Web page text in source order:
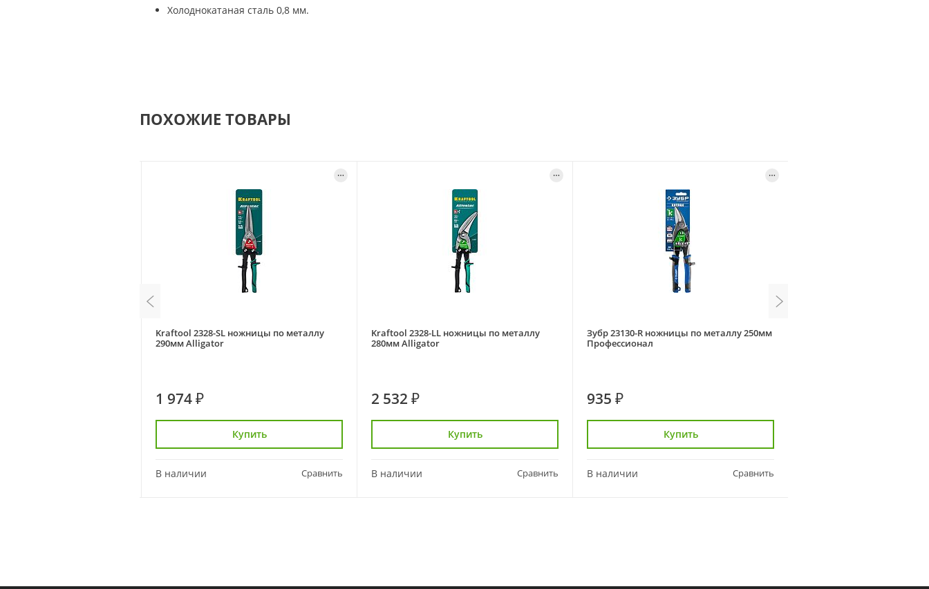
Холоднокатаная сталь 0,8 мм.
ПОХОЖИЕ ТОВАРЫ
Kraftool 2328-SL ножницы по металлу
290мм Alligator
1 974 ₽
Купить
В наличии Сравнить
Kraftool 2328-LL ножницы по металлу
280мм Alligator
2 532 ₽
Купить
В наличии Сравнить
Зубр 23130-R ножницы по металлу 250мм
Профессионал
935 ₽
Купить
В наличии Сравнить